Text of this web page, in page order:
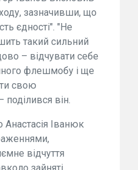
зазначивши, що
єдності". "Не
такий сильний
– відчувати себе
флешмобу і ще
свою
поділився він.
Анастасія Іванюк
відчуття